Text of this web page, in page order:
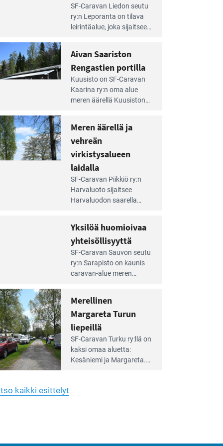
SF-Caravan Liedon seutu
ry:n Leporanta on tilava
leirintäalue, joka sijaitsee
ympärillä. – Lampi on
upea ja puhdas, ja se
tarjoaa ympäris­töineen
kauniit maisemat ja
loistavat virkistäytymis­
Aivan Saariston
Rengastien portilla
Kuusisto on SF-Caravan
Kaarina ry:n oma alue
meren äärellä Kuusiston
lapsiystävällinen,
rauhallinen ja
silmiinpistävän siisti.
Meren äärellä ja
vehreän
virkistysalueen
laidalla
SF-Caravan Piikkiö ry:n
Harvaluoto sijait­see
Harvaluodon saarella
käyttöön­sä osan kunnan
viiden hehtaarin
virkistysalueesta.
Yksilöä huomioivaa
yhteisöllisyyttä
SF-Caravan Sauvon seutu
ry:n Sarapisto on kaunis
caravan-alue meren
on 130 sähköllä
varustettua caravan-paik­
kaa sekä kymmenen
paikkaa ilman sähköä.
Merellinen
Margareta Turun
liepeillä
SF-Caravan Turku ry:llä on
kaksi omaa aluet­ta:
Kesäniemi ja Margareta.
kaikki esittelyt